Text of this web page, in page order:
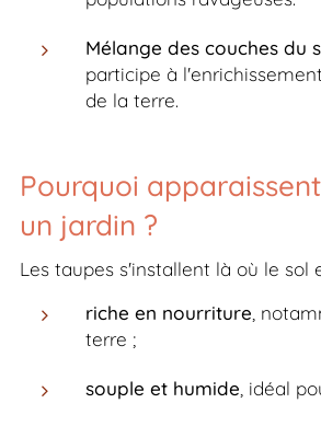
Mélange des couches du
participe à
de la terre.
Pourquoi
un jardin ?
Les taupes s'installent là où le sol
riche en nourriture ,
terre ;
souple et humide , idéal